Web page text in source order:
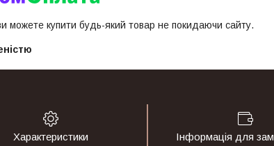
можете купити будь-який товар не покидаючи сайту.
Характеристики Інформація для